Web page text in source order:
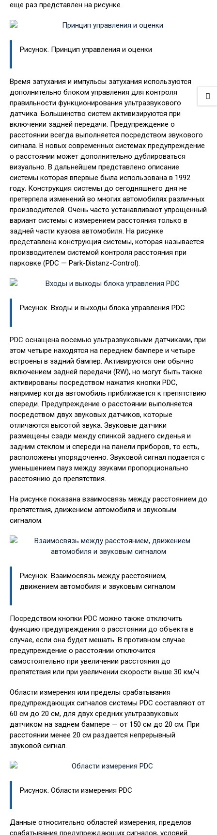
еще раз представлен на рисунке.
Рисунок. Принцип управления и оценки
Время затухания и импульсы затухания используются
дополнительно блоком управления для контроля
правильности функционирования ультразвукового
датчика. Большинство систем активизируются при
включении задней передачи. Предупреждение о
расстоянии всегда выполняется посредством звукового
сигнала. В новых современных системах предупреждение
о расстоянии может дополнительно дублироваться
визуально. В дальнейшем представлено описание
системы которая впервые была использована в 1992
году. Конструкция системы до сегодняшнего дня не
претерпела изменений во многих автомобилях различных
производителей. Очень часто устанавливают упрощенный
вариант системы с измерением расстояния только в
задней части кузова автомобиля. На рисунке
представлена конструкция системы, которая называется
производителем системой контроля расстояния при
парковке (PDC — Park-Distanz-Control).
Рисунок. Входы и выходы блока управления PDC
PDC оснащена восемью ультразвуковыми датчиками, при
этом четыре находятся на переднем бампере и четыре
встроены в задний бампер. Активируются они обычно
включением задней передачи (RW), но могут быть также
активированы посредством нажатия кнопки PDC,
например когда автомобиль приближается к препятствию
спереди. Предупреждение о расстоянии выполняется
посредством двух звуковых датчиков, которые
отличаются высотой звука. Звуковые датчики
размещены сзади между спинкой заднего сиденья и
задним стеклом и спереди на панели приборов, то есть,
расположены упорядоченно. Звуковой сигнал подается с
уменьшением пауз между звуками пропорционально
расстоянию до препятствия.
На рисунке показана взаимосвязь между расстоянием до
препятствия, движением автомобиля и звуковым
сигналом.
Рисунок. Взаимосвязь между расстоянием,
движением автомобиля и звуковым сигналом
Посредством кнопки PDC можно также отключить
функцию предупреждения о расстоянии до объекта в
случае, если она будет мешать. В противном случае
предупреждение о расстоянии отключится
самостоятельно при увеличении расстояния до
препятствия или при увеличении скорости выше 30 км/ч.
Области измерения или пределы срабатывания
предупреждающих сигналов системы PDC составляют от
60 см до 20 см, для двух средних ультразвуковых
датчиком на заднем бампере — от 150 см до 20 см. При
расстоянии менее 20 см раздается непрерывный
звуковой сигнал.
Рисунок. Области измерения PDC
Данные относительно областей измерения, пределов
срабатывания предупреждающих сигналов, условий